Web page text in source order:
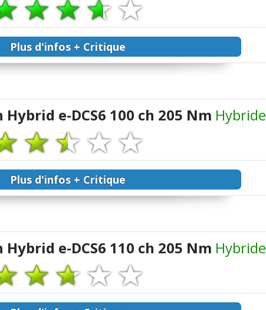
Plus d'infos + Critique
e-DCS6 100 ch 205 Nm Hybride
Plus d'infos + Critique
e-DCS6 110 ch 205 Nm Hybride